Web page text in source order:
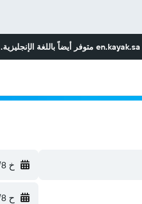
en.kayak.sa متوفر أيضاً باللغة الإنجليزية.
خ 13/8
ح 16/8